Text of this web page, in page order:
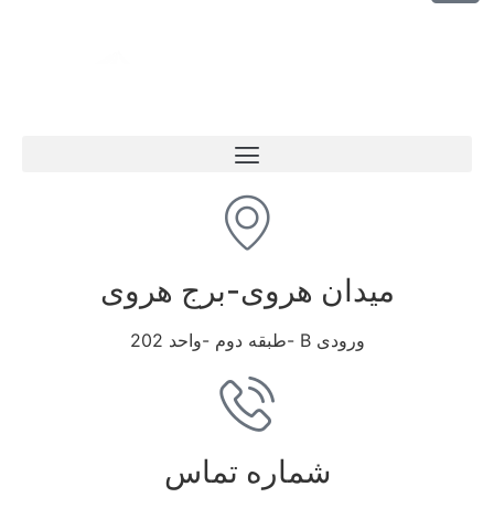
میدان هروی-برج هروی
ورودی B -طبقه دوم -واحد 202
شماره تماس